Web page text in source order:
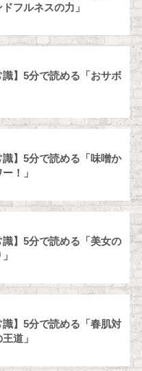
フルネスの力」
識】5分で読める「おサボ
識】5分で読める「味噌か
！」
識】5分で読める「美女の
識】5分で読める「春肌対
道」